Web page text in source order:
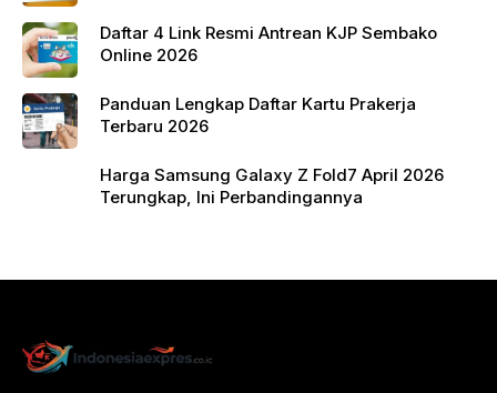
Daftar 4 Link Resmi Antrean KJP Sembako
Online 2026
Panduan Lengkap Daftar Kartu Prakerja
Terbaru 2026
Harga Samsung Galaxy Z Fold7 April 2026
Terungkap, Ini Perbandingannya